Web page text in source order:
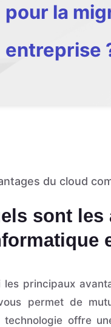
pour la
entreprise
du cloud
sont les
les principaux
permet de
technologie offre